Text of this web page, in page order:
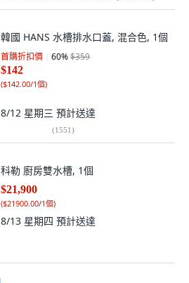
韓國 HANS 水槽排水口蓋, 混合色, 1個
首購折扣價 60%$359
$142
($142.00/1個)
8/12 星期三 預計送達
(1551)
科勒 廚房雙水槽, 1個
$21,900
($21900.00/1個)
8/13 星期四 預計送達